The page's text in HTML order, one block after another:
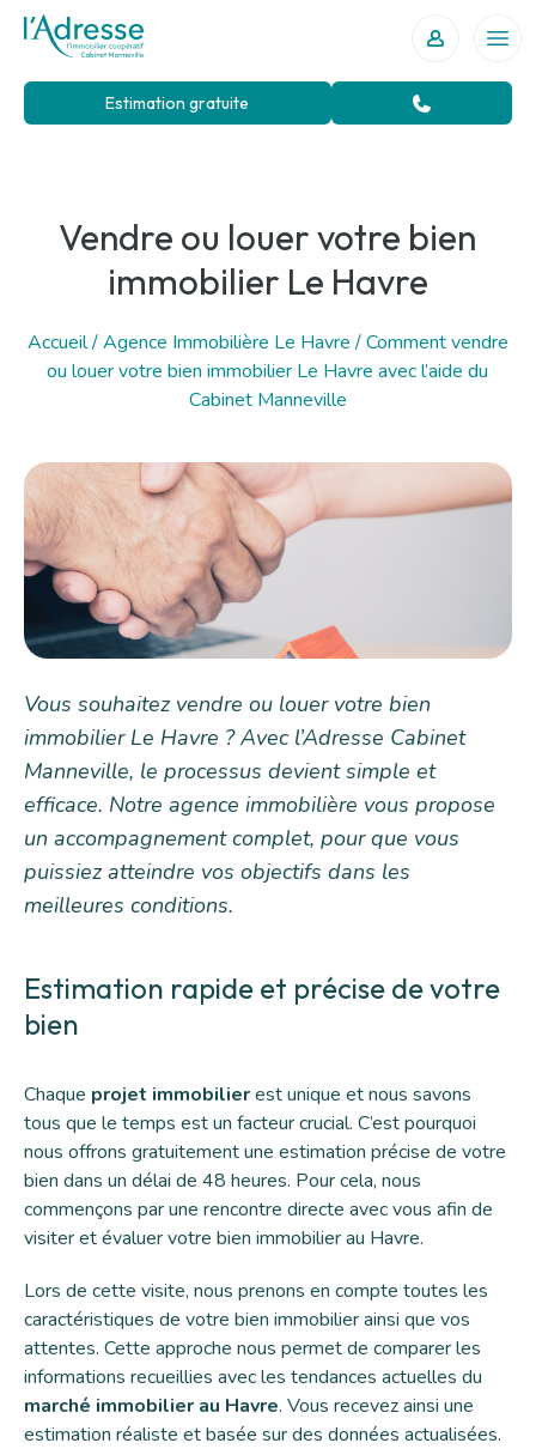
Votre agence immobilière au Havre
Estimation gratuite
Vendre ou louer votre bien
immobilier Le Havre
Accueil/Agence Immobilière Le Havre/Comment vendre
ou louer votre bien immobilier Le Havre avec l’aide du
Cabinet Manneville
Vous souhaitez vendre ou louer votre bien
immobilier Le Havre ? Avec l’Adresse Cabinet
Manneville, le processus devient simple et
efficace. Notre agence immobilière vous propose
un accompagnement complet, pour que vous
puissiez atteindre vos objectifs dans les
meilleures conditions.
Estimation rapide et précise de votre
bien
Chaque projet immobilierest unique et nous savons
tous que le temps est un facteur crucial. C’est pourquoi
nous offrons gratuitement une estimation précise de votre
bien dans un délai de 48 heures. Pour cela, nous
commençons par une rencontre directe avec vous afin de
visiter et évaluer votre bien immobilier au Havre.
Lors de cette visite, nous prenons en compte toutes les
caractéristiques de votre bien immobilier ainsi que vos
attentes. Cette approche nous permet de comparer les
informations recueillies avec les tendances actuelles du
marché immobilier au Havre. Vous recevez ainsi une
estimation réaliste et basée sur des données actualisées.